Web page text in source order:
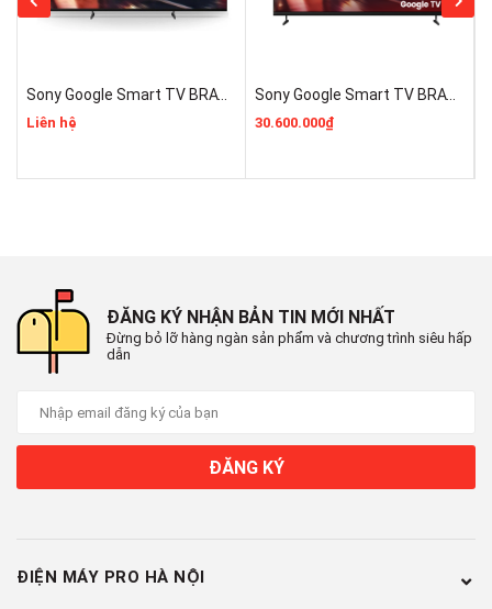
2025
Công nghệ hình ảnh:
HLG
FilmMaker Mode
4K Super Upscaling
Giảm độ trễ chơi game Auto
Low Latency Mode (ALLM)
Sony Google Smart TV BRAVIA 3 II 55 Inch K-55XR30M2 Mẫu 2026 Mới 100% Rẻ Nhất
Liên hệ
Sony Google Smart TV BRAVIA 3 II K-75XR30M2 Mới 2026 Giá Rẻ Nhất
30.600.000₫
ĐĂNG KÝ NHẬN BẢN TIN MỚI NHẤT
Đừng bỏ lỡ hàng ngàn sản phẩm và chương trình siêu hấp
dẫn
ĐĂNG KÝ
ĐIỆN MÁY PRO HÀ NỘI